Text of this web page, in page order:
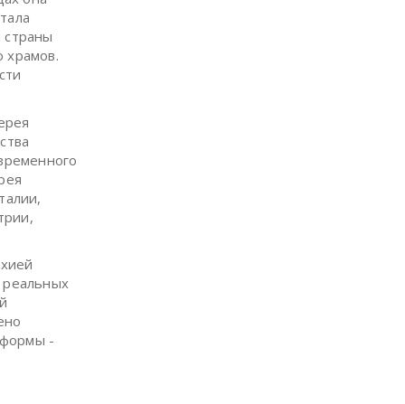
храмов.
реальных
-